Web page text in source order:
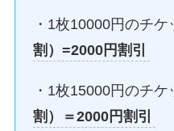
・1枚10000円のチケ
割）=2000円割引
・1枚15000円のチケ
割）＝2000円割引